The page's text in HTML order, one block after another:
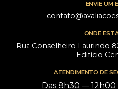
ENVIE UM
ONDE
Rua Conselheiro Laurindo
Edifício
ATENDIMENTO DE
Das 8h30 — 12h00